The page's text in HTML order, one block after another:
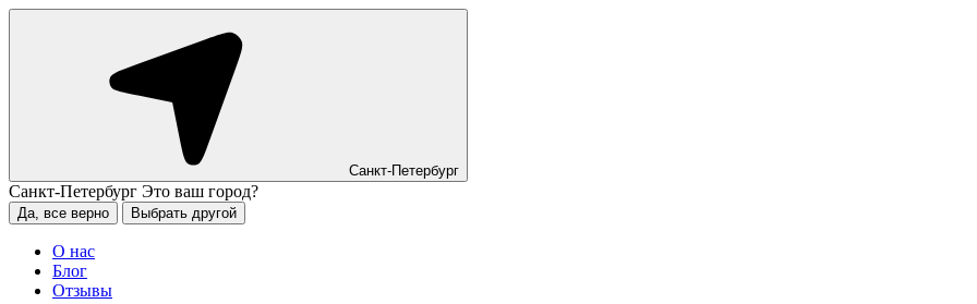
Санкт-Петербург
Санкт-Петербург Это ваш город?
Да, все верно Выбрать другой
О нас
Блог
Отзывы